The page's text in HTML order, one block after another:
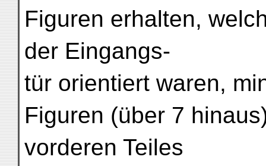
Figuren erhalten,
der Eingangs-
tür orientiert waren,
Figuren (über 7
vorderen Teiles